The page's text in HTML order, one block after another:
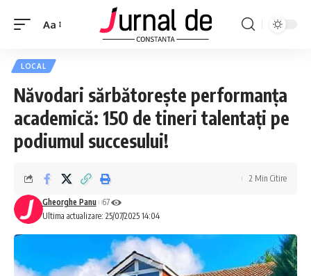
Aa
LOCAL
Năvodari sărbătorește performanța
academică: 150 de tineri talentați pe
podiumul succesului!
Ultima actualizare: 25/07/2025 14:04
Gheorghe Panu 67
2 Min Citire